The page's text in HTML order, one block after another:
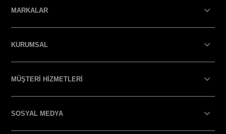
MARKALAR
KURUMSAL
MÜŞTERİ HİZMETLERİ
SOSYAL MEDYA